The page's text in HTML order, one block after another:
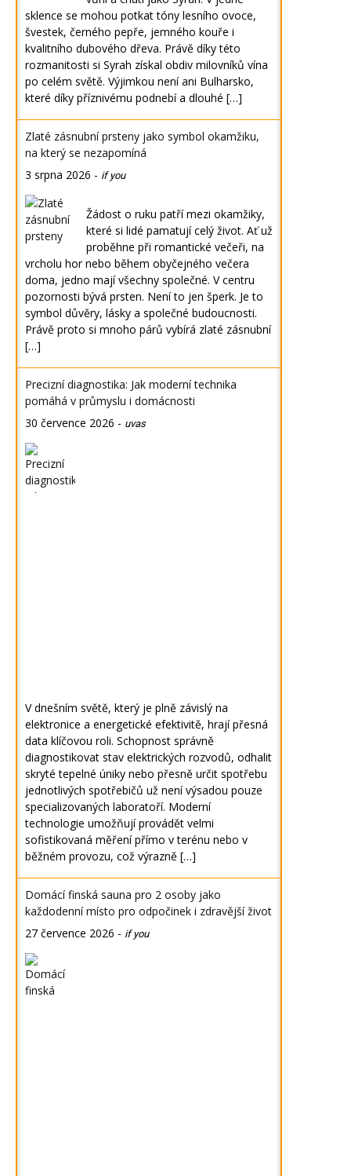
sklence se mohou potkat tóny lesního ovoce,
švestek, černého pepře, jemného kouře i
kvalitního dubového dřeva. Právě díky této
rozmanitosti si Syrah získal obdiv milovníků vína
po celém světě. Výjimkou není ani Bulharsko,
které díky příznivému podnebí a dlouhé […]
Zlaté zásnubní prsteny jako symbol okamžiku,
na který se nezapomíná
3 srpna 2026 - if you
Žádost o ruku patří mezi okamžiky,
které si lidé pamatují celý život. Ať už
proběhne při romantické večeři, na
vrcholu hor nebo během obyčejného večera
doma, jedno mají všechny společné. V centru
pozornosti bývá prsten. Není to jen šperk. Je to
symbol důvěry, lásky a společné budoucnosti.
Právě proto si mnoho párů vybírá zlaté zásnubní
[…]
Precizní diagnostika: Jak moderní technika
pomáhá v průmyslu i domácnosti
30 července 2026 - uvas
V dnešním světě, který je plně závislý na
elektronice a energetické efektivitě, hrají přesná
data klíčovou roli. Schopnost správně
diagnostikovat stav elektrických rozvodů, odhalit
skryté tepelné úniky nebo přesně určit spotřebu
jednotlivých spotřebičů už není výsadou pouze
specializovaných laboratoří. Moderní
technologie umožňují provádět velmi
sofistikovaná měření přímo v terénu nebo v
běžném provozu, což výrazně […]
Domácí finská sauna pro 2 osoby jako
každodenní místo pro odpočinek i zdravější život
27 července 2026 - if you